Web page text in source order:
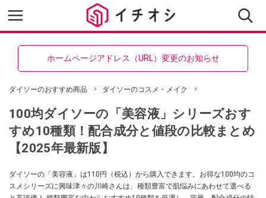
ホームページアドレス（URL）変更のお知らせ
ダイソーのおすすめ商品 ダイソーのコスメ・メイク
100均ダイソーの「美容液」シリーズおす
すめ10種類！配合成分と値段の比較まとめ
【2025年最新版】
ダイソーの「美容液」は110円（税込）から購入できます。お得な100均のコ
スメシリーズに興味津々の川崎さんは、種類豊富で肌悩みにあわせて選べる